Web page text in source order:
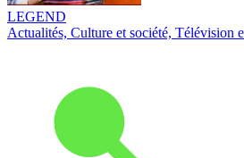
LEGEND
Actualités, Culture et société, Télévision